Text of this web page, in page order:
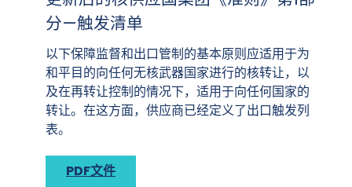
分—触发清单
以下保障监督和出口管制的基本原则应适用于为
和平目的向任何无核武器国家进行的核转让，以
及在再转让控制的情况下，适用于向任何国家的
转让。在这方面，供应商已经定义了出口触发列
表。
PDF文件